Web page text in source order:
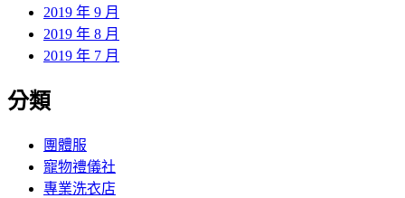
2019 年 9 月
2019 年 8 月
2019 年 7 月
分類
團體服
寵物禮儀社
專業洗衣店